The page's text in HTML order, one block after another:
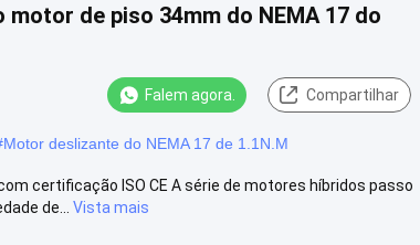
motor de piso 34mm do NEMA 17 do
Falem agora. Compartilhar
Motor deslizante do NEMA 17 de 1.1N.M
certificação ISO CE A série de motores híbridos passo
de...
Vista mais